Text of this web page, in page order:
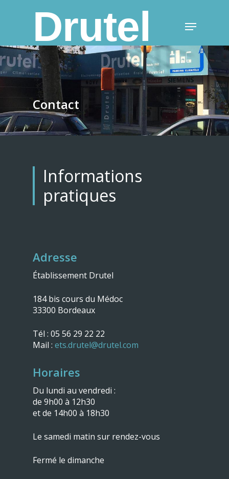
Drutel
Contact
Informations
pratiques
Adresse
Établissement Drutel
184 bis cours du Médoc
33300 Bordeaux
Tél : 05 56 29 22 22
Mail :ets.drutel@drutel.com
Horaires
Du lundi au vendredi :
de 9h00 à 12h30
et de 14h00 à 18h30
Le samedi matin sur rendez-vous
Fermé le dimanche